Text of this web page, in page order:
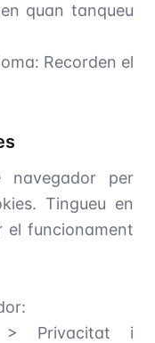
quan tanqueu
Recorden el
navegador per
Tingueu en
funcionament
> Privacitat i